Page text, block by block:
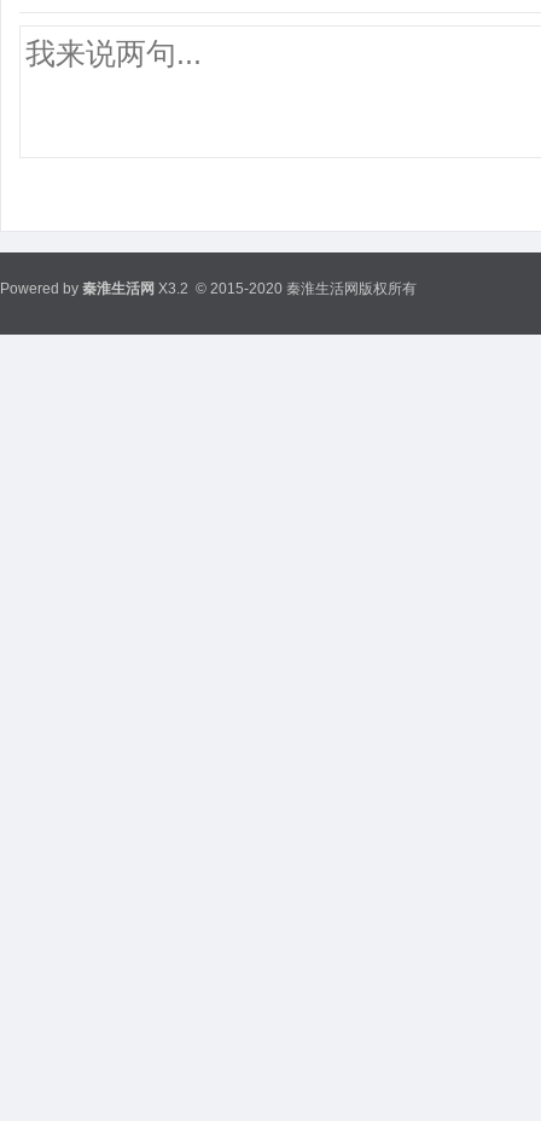
Powered by 秦淮生活网 X3.2 © 2015-2020 秦淮生活网版权所有